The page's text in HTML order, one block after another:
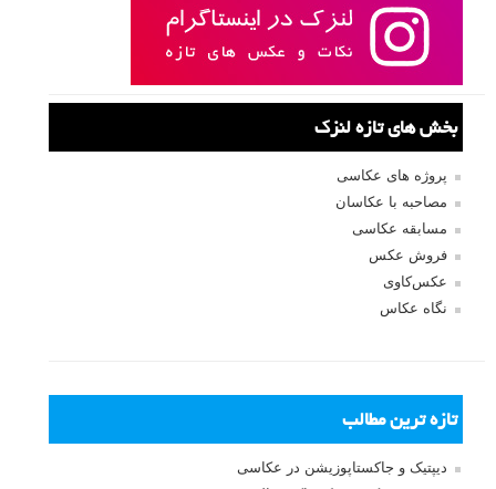
بخش های تازه لنزک
پروژه های عکاسی
مصاحبه با عکاسان
مسابقه عکاسی
فروش عکس
عکس‌کاوی
نگاه عکاس
تازه ترین مطالب
دیپتیک و جاکستا‌پوزیشن در عکاسی